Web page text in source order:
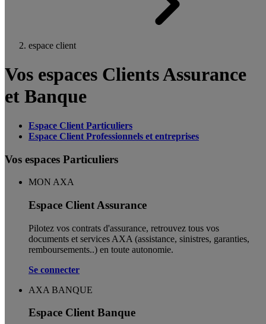
espace client
Vos espaces Clients Assurance
et Banque
Espace Client Particuliers
Espace Client Professionnels et entreprises
Vos espaces Particuliers
MON AXA
Espace Client Assurance
Pilotez vos contrats d'assurance, retrouvez tous vos
documents et services AXA (assistance, sinistres, garanties,
remboursements..) en toute autonomie. ​
Se connecter
AXA BANQUE
Espace Client Banque